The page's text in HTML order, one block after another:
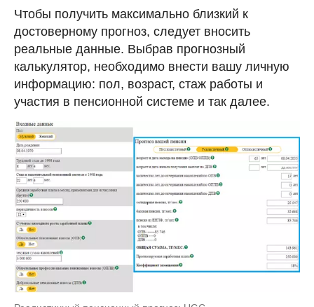
Чтобы получить максимально близкий к
достоверному прогноз, следует вносить
реальные данные. Выбрав прогнозный
калькулятор, необходимо внести вашу личную
информацию: пол, возраст, стаж работы и
участия в пенсионной системе и так далее.